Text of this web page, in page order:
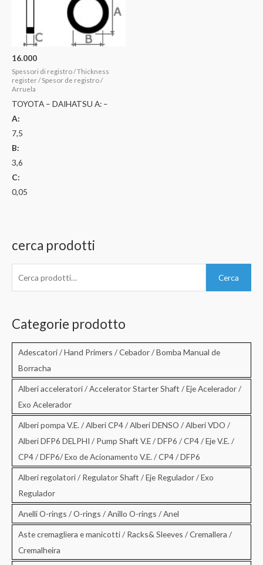
16.000
Spessori di registro / Thickness
register / Spesor de registro /
Arruela
TOYOTA – DAIHATSU A: –
A:
7,5
B:
3,6
C:
0,05
cerca prodotti
c
Cerca
Categorie prodotto
Adescatori / Hand Primers / Cebador / Bomba Manual de
Borracha
Alberi acceleratori / Accelerator Starter Shaft / Eje Acelerador /
Exo Acelerador
Alberi pompa V.E. / Alberi CP4 / Alberi DENSO / Alberi VDO /
Alberi DFP6 DELPHI / Pump Shaft V.E / DFP6 / CP4 / Eje V.E. /
CP4 / DFP6/ Exo de Acionamento V.E. / CP4 / DFP6
Alberi regolatori / Regulator Shaft / Eje Regulador / Exo
Regulador
Anelli O-rings / O-rings / Anillo O-rings / Anel
Aste cremagliera e manicotti / Racks& Sleeves / Cremallera /
Cremalheira